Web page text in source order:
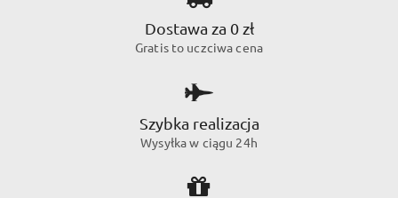
Dostawa za 0 zł
Gratis to uczciwa cena
Szybka realizacja
Wysyłka w ciągu 24h